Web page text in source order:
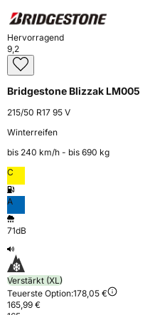
Hervorragend
9,2
Bridgestone Blizzak LM005
215/50 R17 95 V
Winterreifen
bis 240 km⁠/⁠h - bis 690 kg
C
A
71dB
Verstärkt (XL)
Teuerste Option:178,05 €
165,99 €